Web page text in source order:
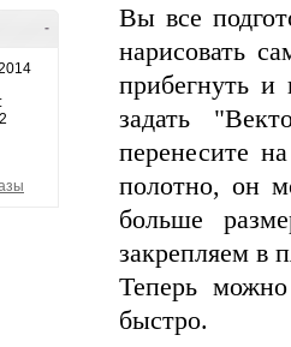
-
Вы все
нарисовать
прибегнуть
задать
перенесите
полотно, он
больше
закрепляем в
Теперь
быстро.